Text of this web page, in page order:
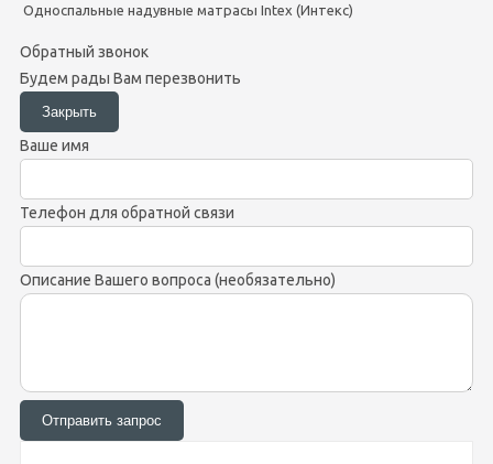
Односпальные надувные матрасы Intex (Интекс)
Обратный звонок
Будем рады Вам перезвонить
Ваше имя
Телефон для обратной связи
Описание Вашего вопроса (необязательно)